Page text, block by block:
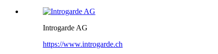
Introgarde AG
https://www.introgarde.ch